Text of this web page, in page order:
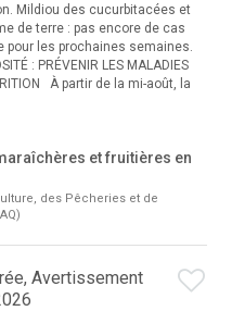
Mildiou des cucurbitacées et
de terre : pas encore de cas
pour les prochaines semaines.
: PRÉVENIR LES MALADIES
À partir de la mi-août, la
et fruitières en
des Pêcheries et de
Avertissement